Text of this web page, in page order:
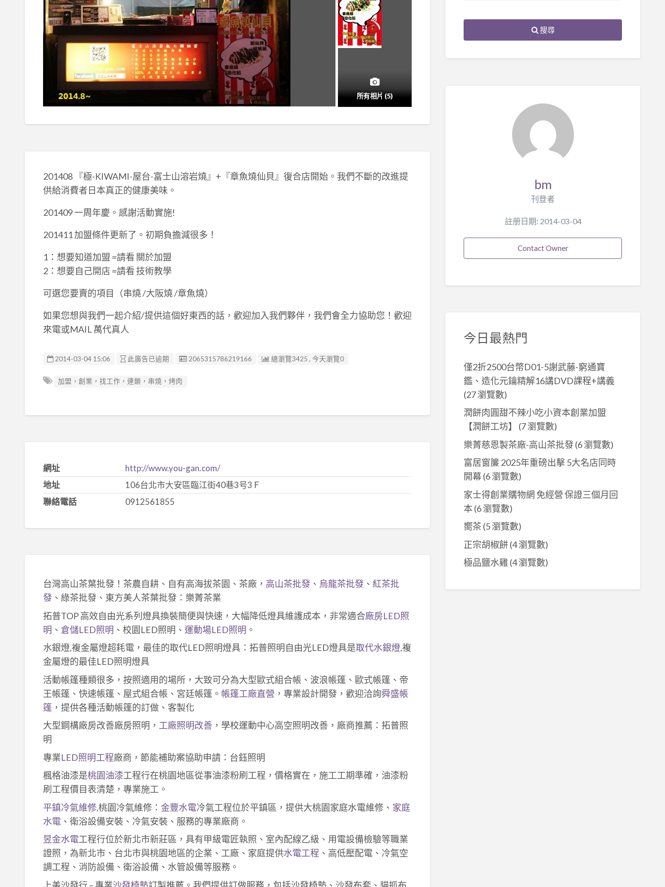
所有相片 (5)
201408 『極-KIWAMI-屋台-富士山溶岩燒』+『章魚燒仙貝』復合店開始。我們不斷的改進提
供給消費者日本真正的健康美味。
201409 一周年慶。感謝活動實施!
201411 加盟條件更新了。初期負擔減很多！
1：想要知道加盟 =請看 關於加盟
2：想要自己開店 =請看 技術教學
可選您要賣的項目（串燒 /大阪燒 /章魚燒）
如果您想與我們一起介紹/提供這個好東西的話，歡迎加入我們夥伴，我們會全力協助您！歡迎
來電或MAIL 萬代真人
2014-03-04 15:06 此廣告已逾期 廣告编號
2065315786219166 總瀏覽3425 , 今天瀏覽0
加盟，創業，找工作，連鎖，串燒，烤肉
網址
http://www.you-gan.com/
地址
106台北市大安區臨江街40巷3号3Ｆ
聯絡電話
0912561855
台灣高山茶葉批發！茶農自耕、自有高海拔茶園、茶廠， 高山茶批發、 烏龍茶批發、 紅茶批
發、綠茶批發、東方美人茶葉批發：樂菁茶業
拓普TOP 高效自由光系列燈具換裝簡便與快速，大幅降低燈具維護成本，非常適合廠房LED照
明 、 倉儲LED照明 、校園LED照明、 運動場LED照明 。
水銀燈,複金屬燈超耗電，最佳的取代LED照明燈具：拓普照明自由光LED燈具是取代水銀燈,複
金屬燈的最佳LED照明燈具
活動帳篷種類很多，按照適用的場所，大致可分為大型歐式組合帳、波浪帳篷、歐式帳篷、帝
王帳篷、快速帳篷、屋式組合帳、宮廷帳篷。 帳篷工廠直營 ，專業設計開發，歡迎洽詢舜盛帳
篷，提供各種活動帳篷的訂做、客製化
大型鋼構廠房改善廠房照明， 工廠照明改善，學校運動中心高空照明改善，廠商推薦：拓普照
明
專業LED照明工程廠商，節能補助案協助申請：台鈺照明
楓格油漆是桃園油漆工程行在桃園地區從事油漆粉刷工程，價格實在，施工工期準確，油漆粉
刷工程價目表清楚，專業施工。
平鎮冷氣維修,桃園冷氣維修： 金豐水電冷氣工程位於平鎮區，提供大桃園家庭水電維修、 家庭
水電、衛浴設備安裝、冷氣安裝、服務的專業廠商。
昱金水電工程行位於新北市新莊區，具有甲級電匠執照、室內配線乙級、用電設備檢驗等職業
證照，為新北市、台北市與桃園地區的企業、工廠、家庭提供水電工程 、高低壓配電、冷氣空
調工程、消防設備、衛浴設備、水管設備等服務。
搜尋
bm
刊登者
註册日期: 2014-03-04
Contact Owner
今日最熱門
僅2折2500台幣D01-5謝武藤-窮通寶
鑑、造化元鑰精解16講DVD課程+講義
(27 瀏覽數)
潤餅肉圓甜不辣小吃小資本創業加盟
【潤餅工坊】
(7 瀏覽數)
樂菁慈恩製茶廠-高山茶批發(6 瀏覽數)
富居窗簾 2025年重磅出擊 5大名店同時
開幕(6 瀏覽數)
家士得創業購物網 免經營 保證三個月回
本(6 瀏覽數)
嚮茶 (5 瀏覽數)
正宗胡椒餅(4 瀏覽數)
極品鹽水雞 (4 瀏覽數)